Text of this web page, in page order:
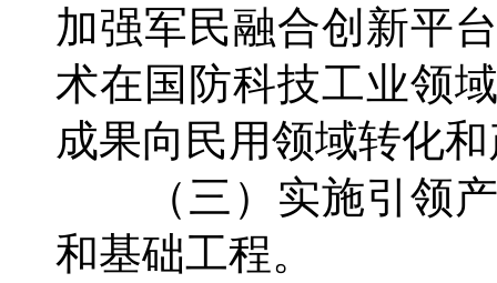
加强军民融合创新平
术在国防科技工业领
成果向民用领域转化
（三）实施引领产
和基础工程。